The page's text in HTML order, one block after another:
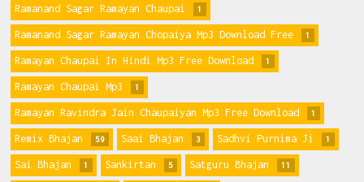
Ramanand Sagar Ramayan Chaupai 1
Ramanand Sagar Ramayan Chopaiya Mp3 Download Free 1
Ramayan Chaupai In Hindi Mp3 Free Download 1
Ramayan Chaupai Mp3 1
Ramayan Ravindra Jain Chaupaiyan Mp3 Free Download 1
Remix Bhajan 59 Saai Bhajan 3 Sadhvi Purnima Ji 1
Sai Bhajan 1 Sankirtan 5 Satguru Bhajan 11